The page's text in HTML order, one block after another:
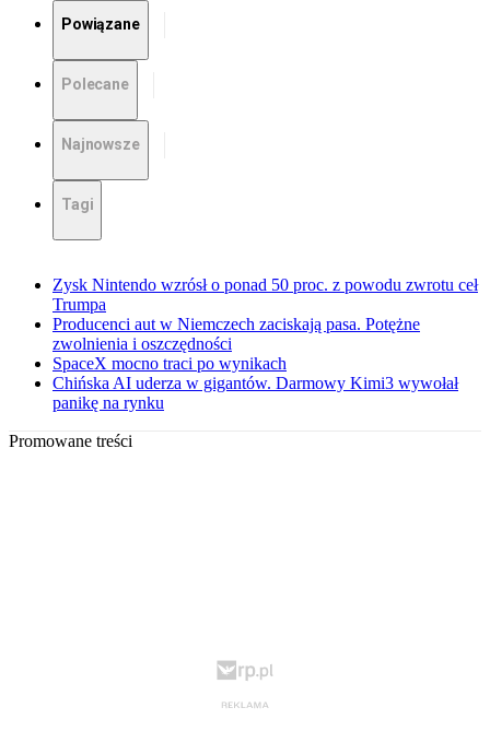
Powiązane
Polecane
Najnowsze
Tagi
Zysk Nintendo wzrósł o ponad 50 proc. z powodu zwrotu ceł
Trumpa
Producenci aut w Niemczech zaciskają pasa. Potężne
zwolnienia i oszczędności
SpaceX mocno traci po wynikach
Chińska AI uderza w gigantów. Darmowy Kimi3 wywołał
panikę na rynku
Promowane treści